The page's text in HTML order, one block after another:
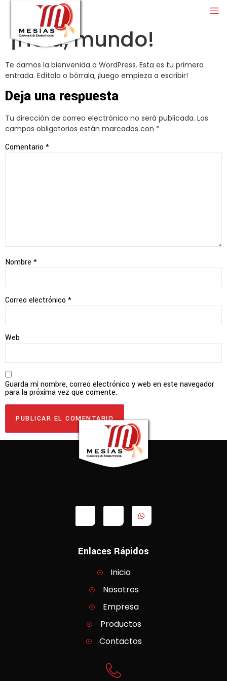
¡Hola, mundo!
Te damos la bienvenida a WordPress. Esta es tu primera
entrada. Edítala o bórrala, ¡luego empieza a escribir!
Deja una respuesta
Tu dirección de correo electrónico no será publicada. Los
campos obligatorios están marcados con *
Comentario *
Nombre *
Correo electrónico *
Web
Guarda mi nombre, correo electrónico y web en este navegador
para la próxima vez que comente.
Enlaces Rápidos
Inicio
Nosotros
Empresa
Productos
Contactos